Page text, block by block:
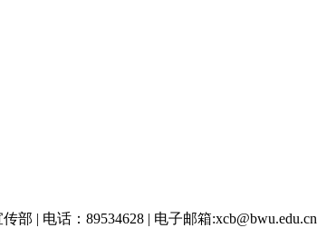
部 | 电话：89534628 | 电子邮箱:xcb@bwu.edu.cn